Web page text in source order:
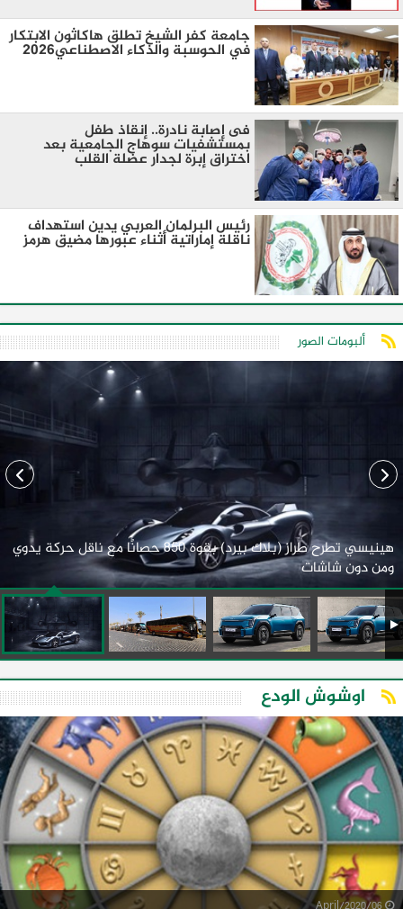
جامعة كفر الشيخ تطلق هاكاثون الابتكار
في الحوسبة والذكاء الاصطناعي2026
فى إصابة نادرة.. إنقاذ طفل
بمستشفيات سوهاج الجامعية بعد
اختراق إبرة لجدار عضلة القلب
رئيس البرلمان العربي يدين استهداف
ناقلة إماراتية أثناء عبورها مضيق هرمز
ألبومات الصور
هينيسي تطرح طراز (بلاك بيرد) بقوة 850 حصانًا مع ناقل حركة يدوي
ومن دون شاشات
اوشوش الودع